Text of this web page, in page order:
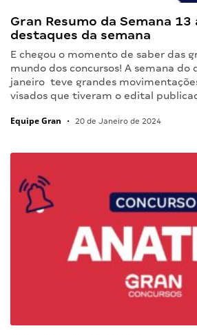
Gran Resumo da Semana
destaques da semana
E chegou o momento de saber das
mundo dos concursos! A semana do
janeiro teve grandes
visados que tiveram o edital
Equipe Gran • 20 de Janeiro de 2024